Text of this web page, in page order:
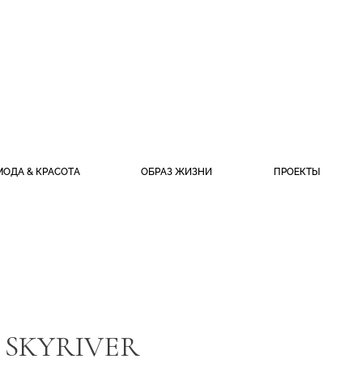
& КРАСОТА ОБРАЗ ЖИЗНИ ПРОЕКТЫ